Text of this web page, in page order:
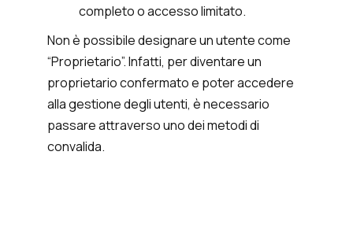
completo o accesso limitato.
Non è possibile designare un utente come
“Proprietario”. Infatti, per diventare un
proprietario confermato e poter accedere
alla gestione degli utenti, è necessario
passare attraverso uno dei metodi di
convalida.